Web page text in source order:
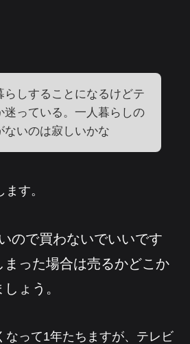
らしすることになるけどテ
迷っている。一人暮らしの
ないのは寂しいかな
す。
ので買わないでいいです
まった場合は売るかどこか
ょう。
なって1年たちますが、テレビ